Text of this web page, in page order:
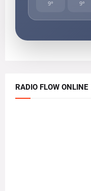
9° 9°
RADIO FLOW ONLINE